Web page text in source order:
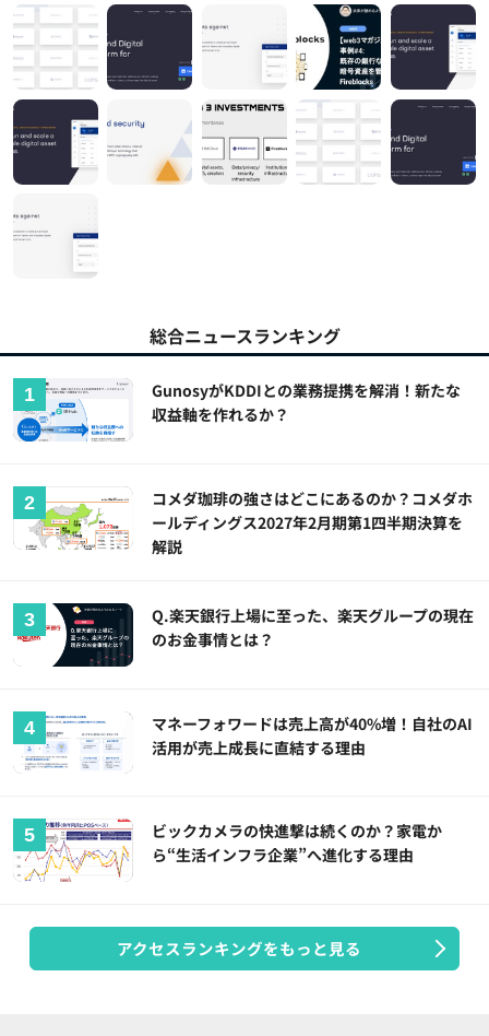
総合ニュースランキング
GunosyがKDDIとの業務提携を解消！新たな
収益軸を作れるか？
コメダ珈琲の強さはどこにあるのか？コメダホ
ールディングス2027年2月期第1四半期決算を
解説
Q.楽天銀行上場に至った、楽天グループの現在
のお金事情とは？
マネーフォワードは売上高が40%増！自社のAI
活用が売上成長に直結する理由
ビックカメラの快進撃は続くのか？家電か
ら“生活インフラ企業”へ進化する理由
アクセスランキングをもっと見る